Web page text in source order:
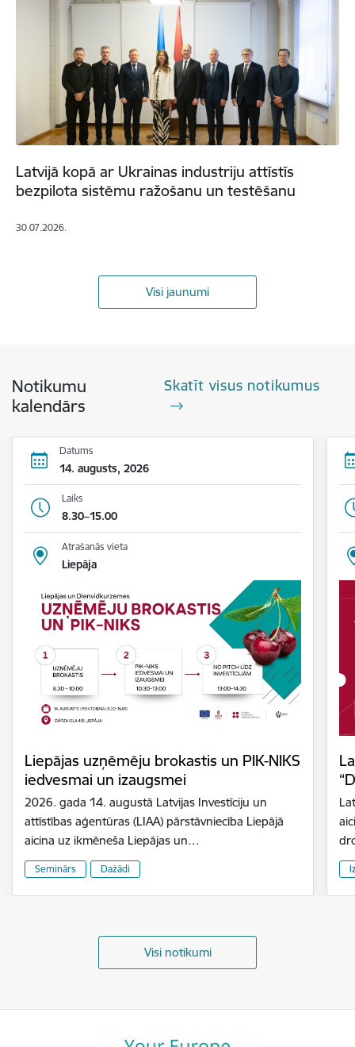
Latvijā kopā ar Ukrainas industriju attīstīs
bezpilota sistēmu ražošanu un testēšanu
30.07.2026.
Visi jaunumi
Notikumu
kalendārs
Skatīt visus notikumus
Datums
14. augusts, 2026
Laiks
8.30–15.00
Atrašanās vieta
Liepāja
Liepājas uzņēmēju brokastis un PIK-NIKS
iedvesmai un izaugsmei
2026. gada 14. augustā Latvijas Investīciju un
attīstības aģentūras (LIAA) pārstāvniecība Liepājā
aicina uz ikmēneša Liepājas un…
Seminārs Dažādi
Visi notikumi